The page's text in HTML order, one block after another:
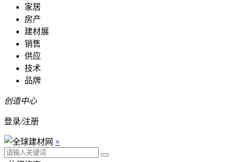
家居
房产
建材展
销售
供应
技术
品牌
创造中心
登录/注册
×